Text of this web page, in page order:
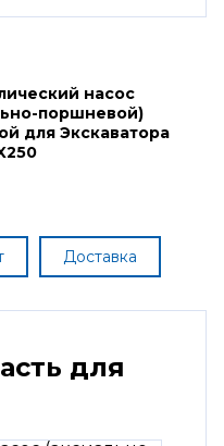
насос
поршневой)
для Экскаватора
Доставка
для